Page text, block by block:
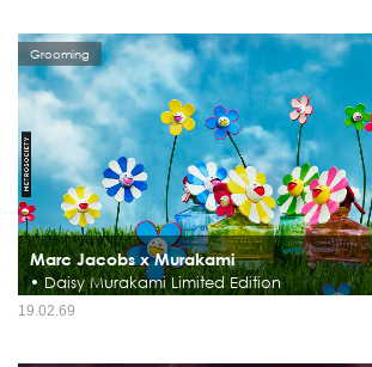
Marc Jacobs x Murakami
• Daisy Murakami Limited Edition
Daisy Marc Jacobs Murakami Limited Edition 4 สี 4 กลิ่น
เต็มเปี่ยมไปด้วยความขี้เล่น จินตนาการ และความโดดเด่น
Grooming
19.02.69